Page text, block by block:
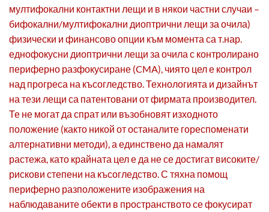
мултифокални контактни лещи и в някои частни случаи –
бифокални/мултифокални диоптрични лещи за очила)
физически и финансово опции към момента са т.нар.
еднофокусни диоптрични лещи за очила с контролирано
периферно разфокусиране (CMA), чиято цел е контрол
над прогреса на късогледство. Технологията и дизайнът
на тези лещи са патентовани от фирмата производител.
Те не могат да спрат или възобновят изходното
положение (както никой от останалите гореспоменати
алтернативни методи), а единствено да намалят
растежа, като крайната цел е да не се достигат високите/
рискови степени на късогледство. С тяхна помощ
периферно разположените изображения на
наблюдаваните обекти в пространството се фокусират